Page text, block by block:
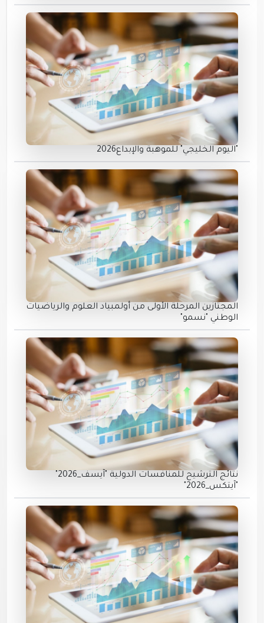
"اليوم الخليجي" للموهبة والإبداع2026
المجتازين المرحلة الأولى من أولمبياد العلوم والرياضيات
الوطني "نسمو"
"آيتكس_2026"